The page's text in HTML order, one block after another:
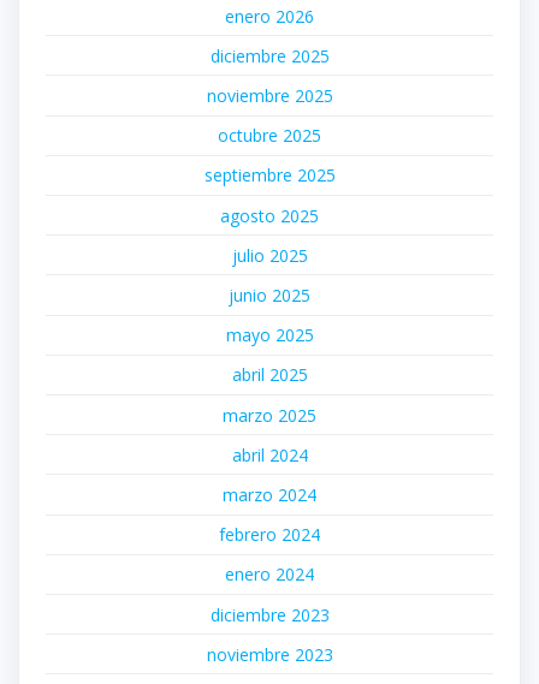
enero 2026
diciembre 2025
noviembre 2025
octubre 2025
septiembre 2025
agosto 2025
julio 2025
junio 2025
mayo 2025
abril 2025
marzo 2025
abril 2024
marzo 2024
febrero 2024
enero 2024
diciembre 2023
noviembre 2023